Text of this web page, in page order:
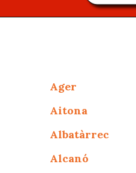
Ager
Aitona
Albatàrrec
Alcanó